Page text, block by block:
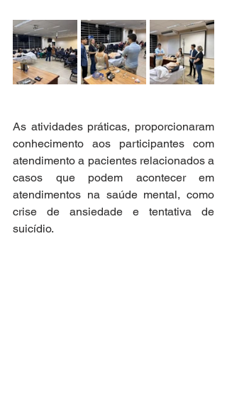
As atividades práticas, proporcionaram
conhecimento aos participantes com
atendimento a pacientes relacionados a
casos que podem acontecer em
atendimentos na saúde mental, como
crise de ansiedade e tentativa de
suicídio.